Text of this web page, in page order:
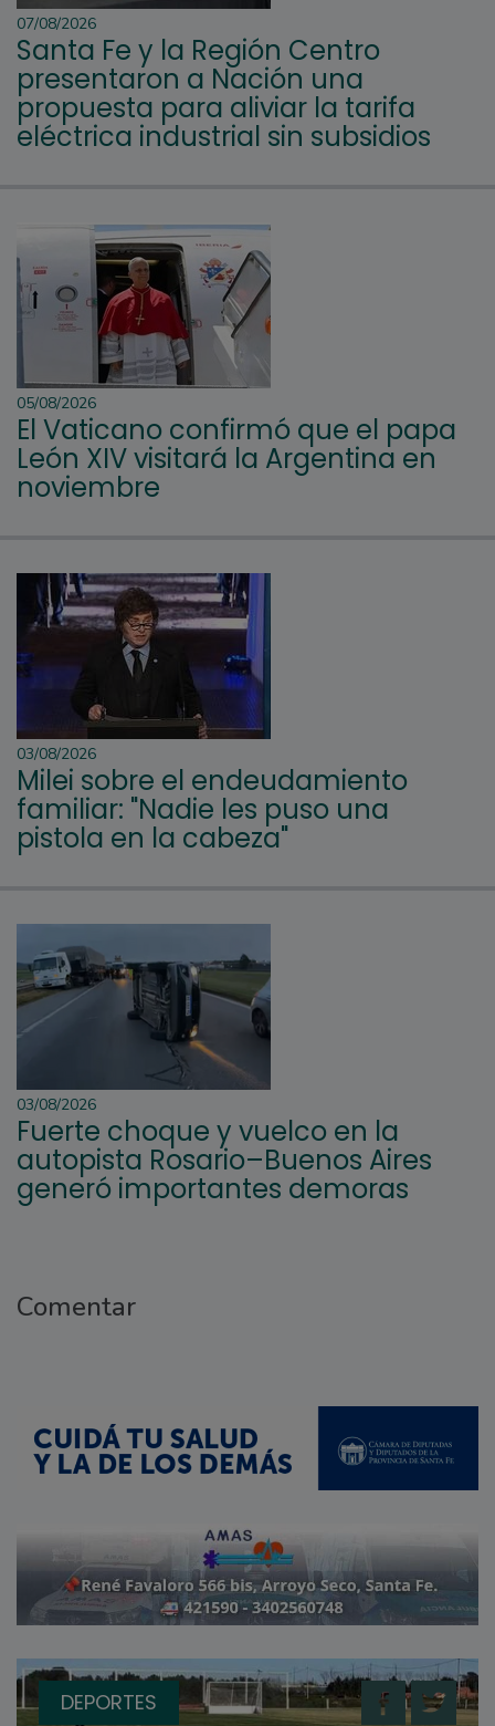
07/08/2026
Santa Fe y la Región Centro
presentaron a Nación una
propuesta para aliviar la tarifa
eléctrica industrial sin subsidios
05/08/2026
El Vaticano confirmó que el papa
León XIV visitará la Argentina en
noviembre
03/08/2026
Milei sobre el endeudamiento
familiar: "Nadie les puso una
pistola en la cabeza"
03/08/2026
Fuerte choque y vuelco en la
autopista Rosario–Buenos Aires
generó importantes demoras
Comentar
DEPORTES